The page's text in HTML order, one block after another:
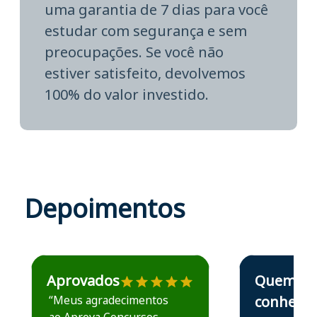
uma garantia de 7 dias para você
estudar com segurança e sem
preocupações. Se você não
estiver satisfeito, devolvemos
100% do valor investido.
Depoimentos
Estudante José recomenda o Aprova Concursos em
Aprovados
“Meus agradecimentos
Estudante Elais
Quem
conhece,